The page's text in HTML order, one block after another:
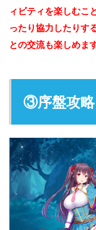
ィビティを楽しむこ
ったり協力したりす
との交流も楽しめます
③序盤攻